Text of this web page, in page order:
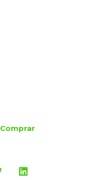
Comprar